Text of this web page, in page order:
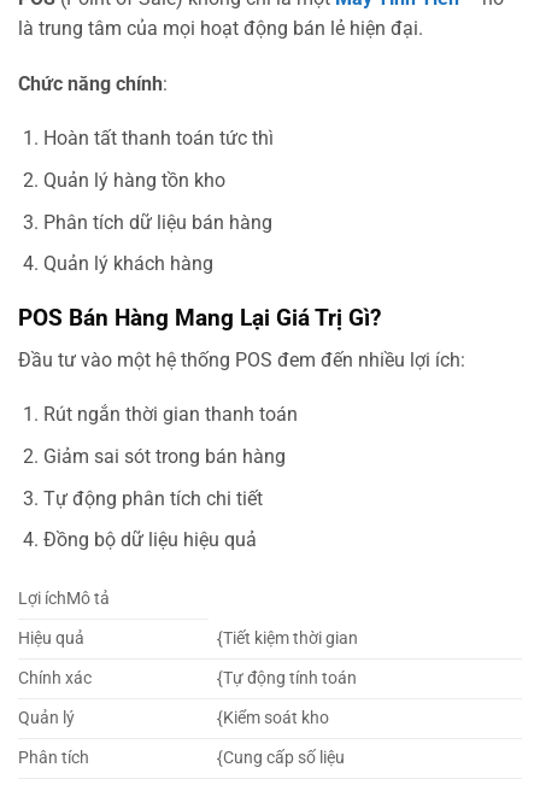
là trung tâm của mọi hoạt động bán lẻ hiện đại.
Chức năng chính:
Hoàn tất thanh toán tức thì
Quản lý hàng tồn kho
Phân tích dữ liệu bán hàng
Quản lý khách hàng
POS Bán Hàng Mang Lại Giá Trị Gì?
Đầu tư vào một hệ thống POS đem đến nhiều lợi ích:
Rút ngắn thời gian thanh toán
Giảm sai sót trong bán hàng
Tự động phân tích chi tiết
Đồng bộ dữ liệu hiệu quả
Lợi íchMô tả
Hiệu quả
{Tiết kiệm thời gian
Chính xác
{Tự động tính toán
Quản lý
{Kiểm soát kho
Phân tích
{Cung cấp số liệu